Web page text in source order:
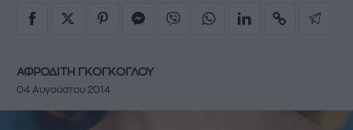
ΑΦΡΟΔΙΤΗ ΓΚΟΓΚΟΓΛΟΥ
04 Αυγούστου 2014